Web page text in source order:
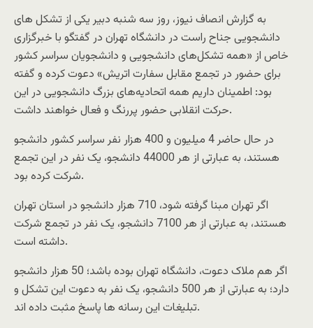
به گزارش انصاف نیوز، روز سه شنبه دبیر یکی از تشکل های
دانشجویی جناح راست در دانشگاه تهران در گفتگو با خبرگزاری
خاص از «همه تشکل‌های دانشجویی و دانشجویان سراسر کشور
برای حضور در تجمع مقابل سفارت اتریش» دعوت کرده و گفته
بود: اطمینان داریم همه اتحادیه‌های بزرگ دانشجویی در این
حرکت انقلابی حضور پررنگ و فعال خواهند داشت.
در حال حاضر 4 میلیون و 400 هزار نفر سراسر کشور دانشجو
هستند، به عبارتی از هر 44000 دانشجو، یک نفر در این تجمع
شرکت کرده بود.
اگر تهران مبنا گرفته شود، 710 هزار دانشجو در استان تهران
هستند، به عبارتی از هر 7100 دانشجو، یک نفر در تجمع شرکت
داشته است.
اگر هم ملاک دعوت، دانشگاه تهران بوده باشد؛ 50 هزار دانشجو
دارد؛ به عبارتی از هر 500 دانشجو، یک نفر به دعوت این تشکل و
تبلیغات این رسانه ها پاسخ مثبت داده اند.